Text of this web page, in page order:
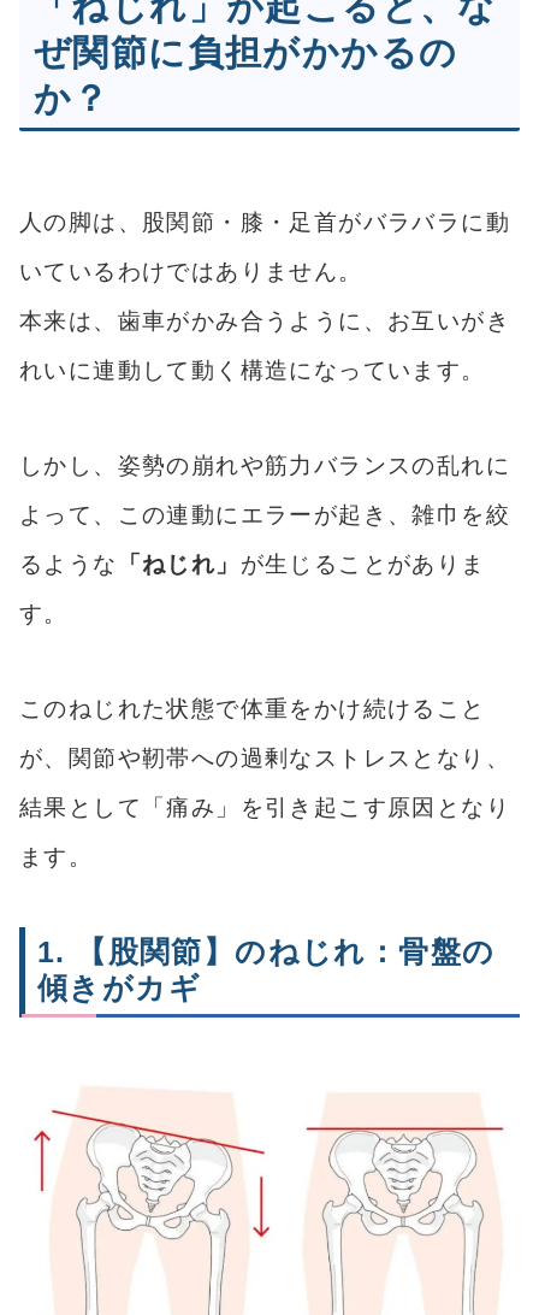
ぜ関節に負担がかかるの
か？
人の脚は、股関節・膝・足首がバラバラに動
いているわけではありません。
本来は、歯車がかみ合うように、お互いがき
れいに連動して動く構造になっています。
しかし、姿勢の崩れや筋力バランスの乱れに
よって、この連動にエラーが起き、雑巾を絞
るような
「ねじれ」 が生じることがありま
す。
このねじれた状態で体重をかけ続けること
が、関節や靭帯への過剰なストレスとなり、
結果として「痛み」を引き起こす原因となり
ます。
1. 【股関節】のねじれ：骨盤の
傾きがカギ